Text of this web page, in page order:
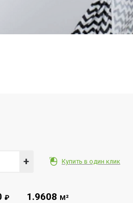
Купить в один клик
+
₽ 1.9608 М²